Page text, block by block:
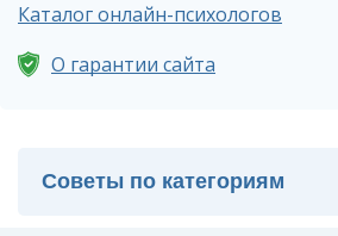
Каталог онлайн-психологов
О гарантии сайта